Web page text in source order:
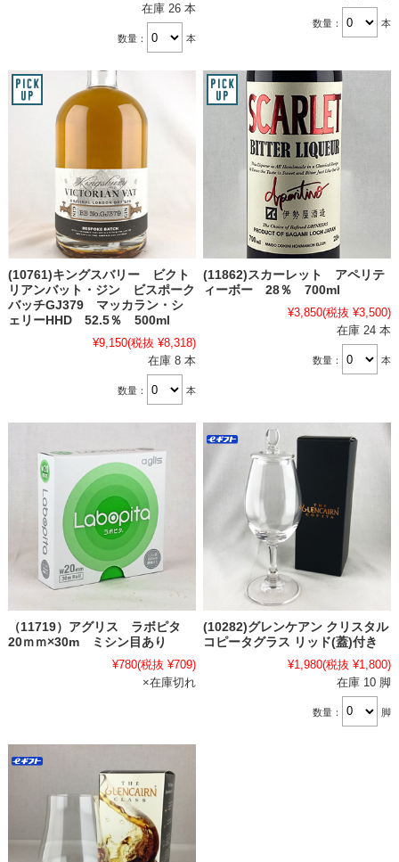
在庫 26 本
数量： 本
数量： 本
(10761)キングスバリー ビクト
リアンバット・ジン ビスポーク
バッチGJ379 マッカラン・シ
ェリーHHD 52.5％ 500ml
¥9,150(税抜 ¥8,318)
在庫 8 本
数量： 本
(11862)スカーレット アペリテ
ィーボー 28％ 700ml
¥3,850(税抜 ¥3,500)
在庫 24 本
数量： 本
（11719）アグリス ラボピタ
20ｍｍ×30m ミシン目あり
¥780(税抜 ¥709)
×在庫切れ
(10282)グレンケアン クリスタル
コピータグラス リッド(蓋)付き
¥1,980(税抜 ¥1,800)
在庫 10 脚
数量： 脚